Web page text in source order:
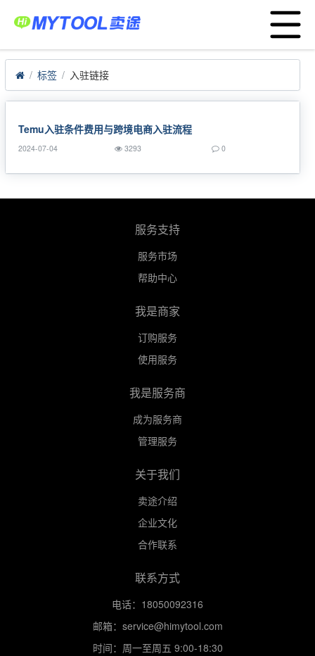
Menu
首页 POD货盘
大数据选品
应用中心
服务支持
卖家服务平台
工厂服务平台
战略合作
跨境资讯
亚马逊ERP
TEMU半托管
标签 入驻链接
Temu入驻条件费用与跨境电商入驻流程
2024-07-04 3293 0
服务支持
服务市场
帮助中心
我是商家
订购服务
使用服务
我是服务商
成为服务商
管理服务
关于我们
卖途介绍
企业文化
合作联系
联系方式
电话：18050092316
邮箱：service@himytool.com
时间：周一至周五 9:00-18:30